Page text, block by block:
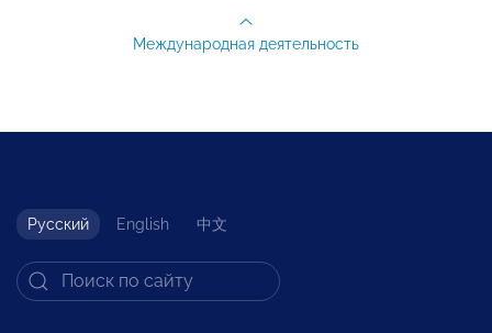
Международная деятельность
Русский English 中文